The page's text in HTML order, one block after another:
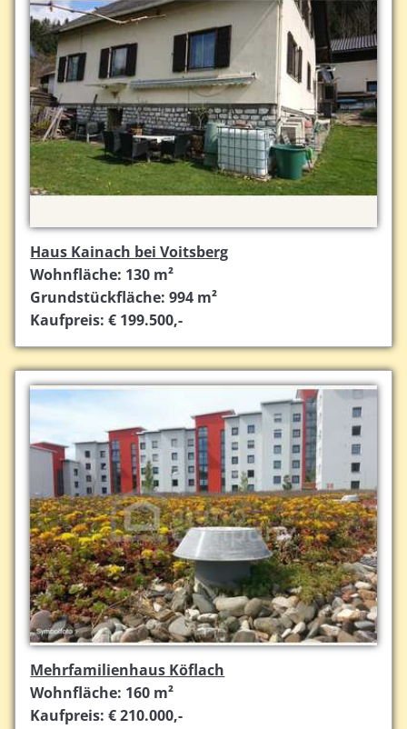
Haus Kainach bei Voitsberg
Wohnfläche: 130 m²
Grundstückfläche: 994 m²
Kaufpreis: € 199.500,-
Mehrfamilienhaus Köflach
Wohnfläche: 160 m²
Kaufpreis: € 210.000,-